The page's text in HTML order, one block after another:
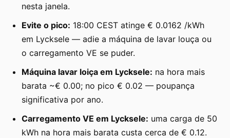
nesta janela.
Evite o pico: 18:00 CEST atinge € 0.0162 /kWh
em Lycksele — adie a máquina de lavar louça ou
o carregamento VE se puder.
Máquina lavar loiça em Lycksele: na hora mais
barata ~€ 0.00; no pico € 0.02 — poupança
significativa por ano.
Carregamento VE em Lycksele: uma carga de 50
kWh na hora mais barata custa cerca de € 0.12.